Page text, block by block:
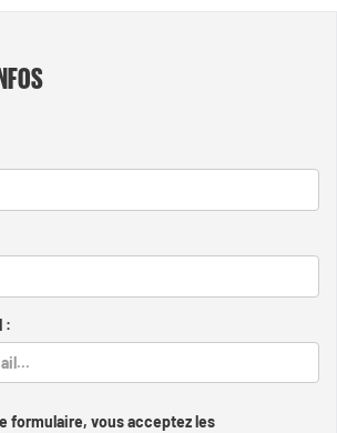
:
formulaire, vous acceptez les